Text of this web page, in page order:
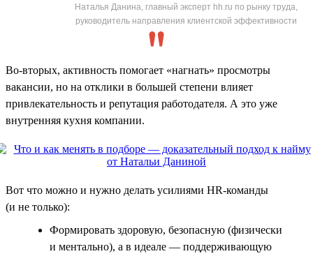
Наталья Данина, главный эксперт hh.ru по рынку труда,
руководитель направления клиентской эффективности
Во-вторых, активность помогает «нагнать» просмотры
вакансии, но на отклики в большей степени влияет
привлекательность и репутация работодателя. А это уже
внутренняя кухня компании.
Вот что можно и нужно делать усилиями HR-команды
(и не только):
Формировать здоровую, безопасную (физически
и ментально), а в идеале — поддерживающую